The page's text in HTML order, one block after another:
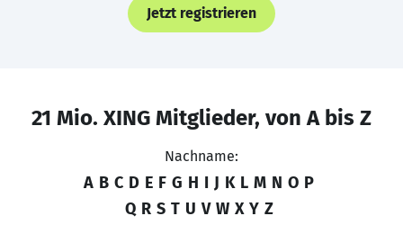
Jetzt registrieren
21 Mio. XING Mitglieder, von A bis Z
Nachname:
A B C D E F G H I J K L M N O P
Q R S T U V W X Y Z